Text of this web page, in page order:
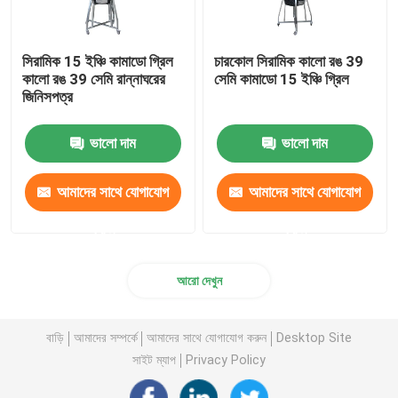
কামাডো গ্রিল আনুষাঙ্গিক
সিরামিক আউটডোর পাত্র
সিরামিক ইনডোর পাত্র
সিরামিক 15 ইঞ্চি কামাডো গ্রিল
কালো রঙ 39 সেমি রান্নাঘরের
জিনিসপত্র
ভালো দাম
আমাদের সাথে যোগাযোগ
চারকোল সিরামিক কালো রঙ 39
সেমি কামাডো 15 ইঞ্চি গ্রিল
ভালো দাম
আমাদের সাথে যোগাযোগ
আরো দেখুন
বাড়ি আমাদের সম্পর্কে আমাদের সাথে যোগাযোগ করুন
Desktop Site
সাইট ম্যাপ
Privacy Policy